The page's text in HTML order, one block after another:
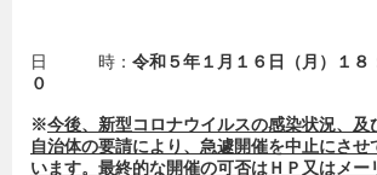
日 時： 令和５年１月１６日（月）
１８
０
※今後、新型コロナウイルスの感染状況、及
自治体の要請により、急遽開催を中止にさせ
います。最終的な開催の可否はＨＰ又はメー